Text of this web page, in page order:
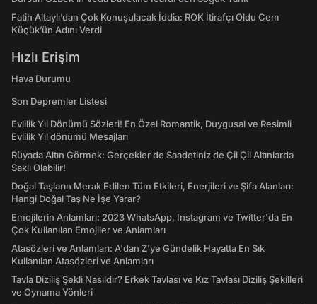
Fatih Altaylı’dan Çok Konuşulacak İddia: ROK İtirafçı Oldu Cem
Küçük’ün Adını Verdi
Hızlı Erişim
Hava Durumu
Son Depremler Listesi
Evlilik Yıl Dönümü Sözleri! En Özel Romantik, Duygusal ve Resimli
Evlilik Yıl dönümü Mesajları
Rüyada Altın Görmek: Gerçekler de Saadetiniz de Çil Çil Altınlarda
Saklı Olabilir!
Doğal Taşların Merak Edilen Tüm Etkileri, Enerjileri ve Şifa Alanları:
Hangi Doğal Taş Ne İşe Yarar?
Emojilerin Anlamları: 2023 WhatsApp, Instagram ve Twitter'da En
Çok Kullanılan Emojiler ve Anlamları
Atasözleri ve Anlamları: A'dan Z'ye Gündelik Hayatta En Sık
Kullanılan Atasözleri ve Anlamları
Tavla Diziliş Şekli Nasıldır? Erkek Tavlası ve Kız Tavlası Diziliş Şekilleri
ve Oynama Yönleri